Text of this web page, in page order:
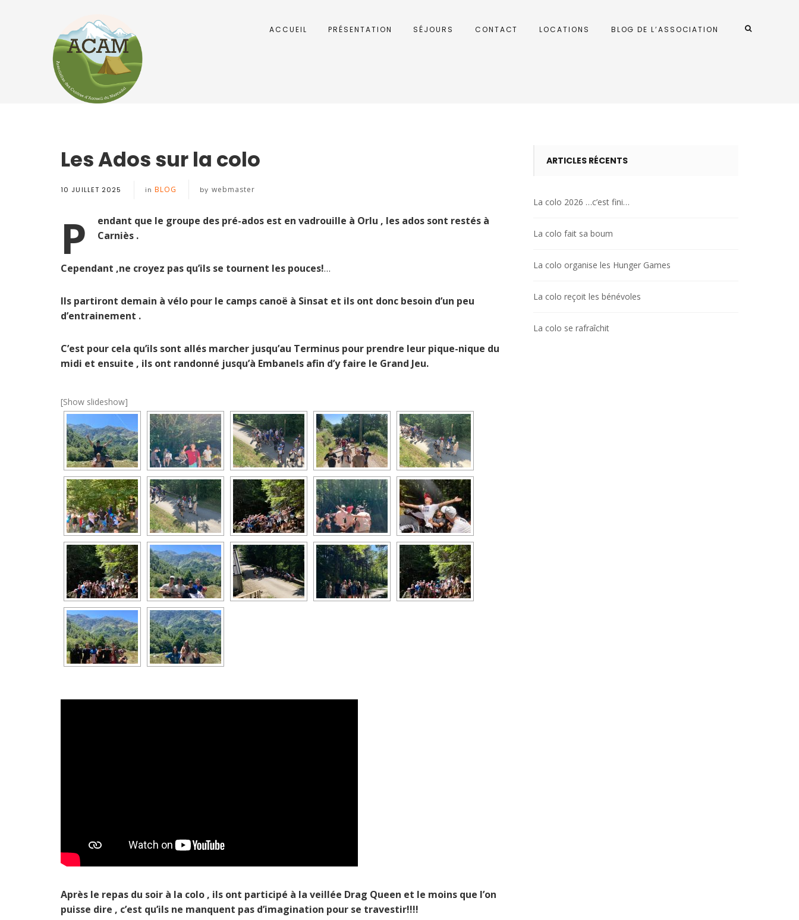
ACCUEIL PRÉSENTATION SÉJOURS CONTACT LOCATIONS BLOG DE L’ASSOCIATION
Les Ados sur la colo
10 JUILLET 2025 in BLOG by webmaster
P
endant que le groupe des pré-ados est en vadrouille à Orlu , les ados sont restés à
Carniès .
Cependant ,ne croyez pas qu’ils se tournent les pouces!…
Ils partiront demain à vélo pour le camps canoë à Sinsat et ils ont donc besoin d’un peu
d’entrainement .
C’est pour cela qu’ils sont allés marcher jusqu’au Terminus pour prendre leur pique-nique du
midi et ensuite , ils ont randonné jusqu’à Embanels afin d’y faire le Grand Jeu.
[Show slideshow]
Après le repas du soir à la colo , ils ont participé à la veillée Drag Queen et le moins que l’on
puisse dire , c’est qu’ils ne manquent pas d’imagination pour se travestir!!!!
ARTICLES RÉCENTS
La colo 2026 …c’est fini…
La colo fait sa boum
La colo organise les Hunger Games
La colo reçoit les bénévoles
La colo se rafraîchit